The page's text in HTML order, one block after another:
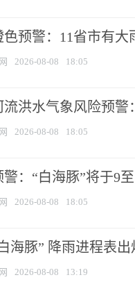
色预警：11省市有
2026-08-08 18:05
流洪水气象风险预
2026-08-08 18:05
警：“白海豚”将于9
2026-08-08 18:05
海豚” 降雨进程表
2026-08-08 13:19